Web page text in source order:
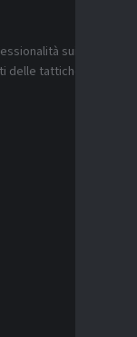
sui
delle tattiche